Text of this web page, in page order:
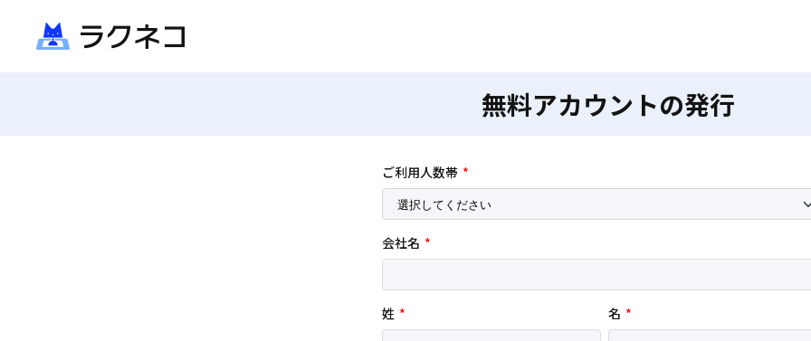
無料アカウントの発行
ご利用人数帯 *
会社名 *
姓 * 名 *